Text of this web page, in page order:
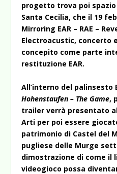
progetto trova poi
Santa Cecilia, che il 19
Mirroring EAR – RAE –
Electroacustic, concerto
concepito come parte
restituzione EAR.
All’interno del palinsesto
Hohenstaufen – The Game,
trailer verrà presentato
Arti per poi essere
patrimonio di Castel del
pugliese delle Murge
dimostrazione di come il
videogioco possa